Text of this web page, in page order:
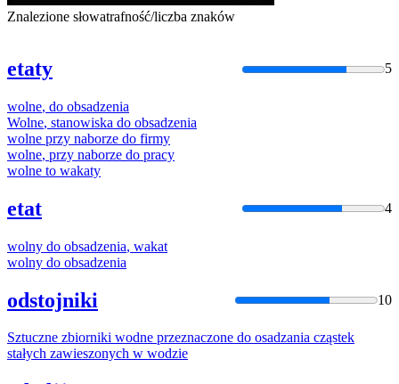
Znalezione słowatrafność/liczba znaków
etaty 5
wolne, do obsadzenia
Wolne, stanowiska do obsadzenia
wolne przy naborze do firmy
wolne, przy naborze do pracy
wolne to wakaty
etat 4
wolny do obsadzenia, wakat
wolny do obsadzenia
odstojniki 10
Sztuczne zbiorniki wodne przeznaczone do osadzania cząstek
stałych zawieszonych w wodzie